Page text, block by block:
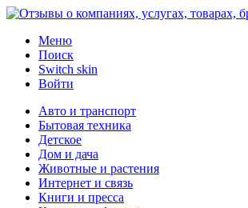
Меню
Поиск
Switch skin
Войти
Авто и транспорт
Бытовая техника
Детское
Дом и дача
Животные и растения
Интернет и связь
Книги и пресса